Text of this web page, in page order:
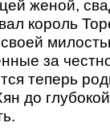
женой,
король
за
теперь
до